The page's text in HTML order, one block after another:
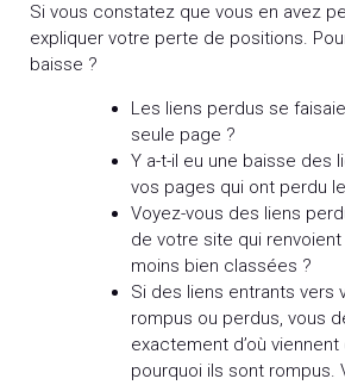
Si vous constatez que vous en avez
expliquer votre perte de positions.
baisse ?
Les liens perdus se
seule page ?
Y a-t-il eu une baisse des
vos pages qui ont perdu
Voyez-vous des liens
de votre site qui renvoient
moins bien classées ?
Si des liens entrants vers
rompus ou perdus, vous
exactement d’où
pourquoi ils sont rompus.